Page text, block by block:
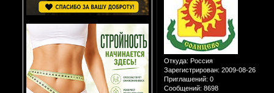
Откуда: Россия
Зарегистрирован: 2009-08-26
Приглашений: 0
Сообщений: 8698